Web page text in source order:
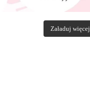
Załaduj więcej